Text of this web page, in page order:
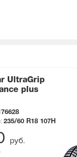
UltraGrip
plus
235/60 R18 107H
руб.